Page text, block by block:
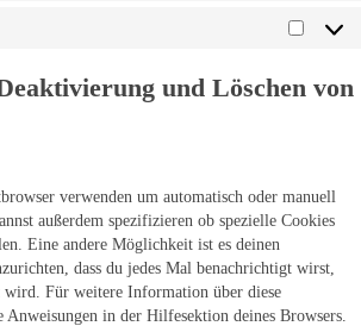
und Löschen von
verwenden um automatisch oder manuell
außerdem spezifizieren ob spezielle Cookies
Eine andere Möglichkeit ist es deinen
dass du jedes Mal benachrichtigt wirst,
Für weitere Information über diese
Anweisungen in der Hilfesektion deines Browsers.